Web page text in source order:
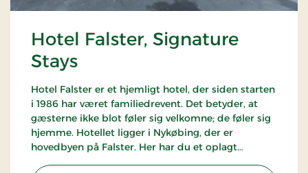
Hotel Falster, Signature
Stays
Hotel Falster er et hjemligt hotel, der siden starten
i 1986 har været familiedrevent. Det betyder, at
gæsterne ikke blot føler sig velkomne; de føler sig
hjemme. Hotellet ligger i Nykøbing, der er
hovedbyen på Falster. Her har du et oplagt